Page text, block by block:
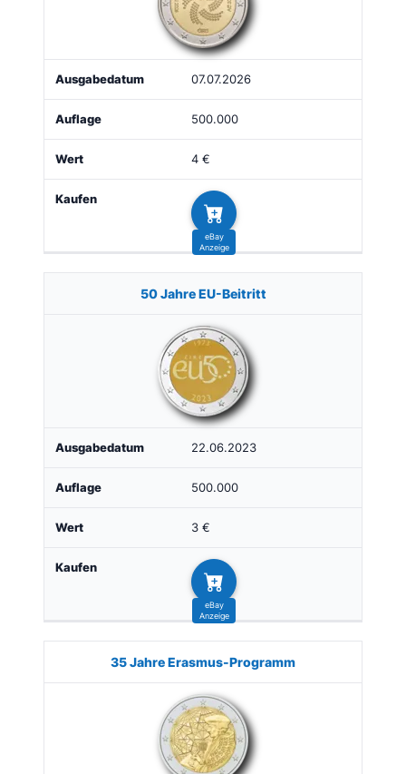
07.07.2026
500.000
4 €
50 Jahre EU-Beitritt
22.06.2023
500.000
3 €
35 Jahre Erasmus-Programm